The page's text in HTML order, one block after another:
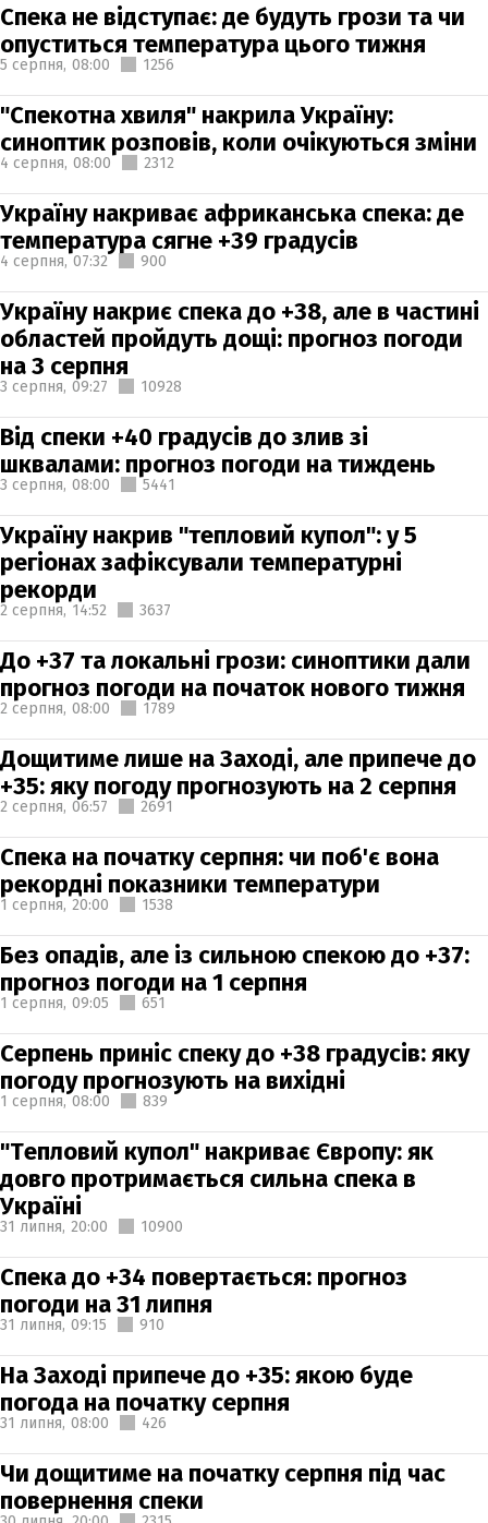
Спека не відступає: де будуть грози та чи
опуститься температура цього тижня
5 серпня, 08:00 1256
"Спекотна хвиля" накрила Україну:
синоптик розповів, коли очікуються зміни
4 серпня, 08:00 2312
Україну накриває африканська спека: де
температура сягне +39 градусів
4 серпня, 07:32 900
Україну накриє спека до +38, але в частині
областей пройдуть дощі: прогноз погоди
на 3 серпня
3 серпня, 09:27 10928
Від спеки +40 градусів до злив зі
шквалами: прогноз погоди на тиждень
3 серпня, 08:00 5441
Україну накрив "тепловий купол": у 5
регіонах зафіксували температурні
рекорди
2 серпня, 14:52 3637
До +37 та локальні грози: синоптики дали
прогноз погоди на початок нового тижня
2 серпня, 08:00 1789
Дощитиме лише на Заході, але припече до
+35: яку погоду прогнозують на 2 серпня
2 серпня, 06:57 2691
Спека на початку серпня: чи поб'є вона
рекордні показники температури
1 серпня, 20:00 1538
Без опадів, але із сильною спекою до +37:
прогноз погоди на 1 серпня
1 серпня, 09:05 651
Серпень приніс спеку до +38 градусів: яку
погоду прогнозують на вихідні
1 серпня, 08:00 839
"Тепловий купол" накриває Європу: як
довго протримається сильна спека в
Україні
31 липня, 20:00 10900
Спека до +34 повертається: прогноз
погоди на 31 липня
31 липня, 09:15 910
На Заході припече до +35: якою буде
погода на початку серпня
31 липня, 08:00 426
Чи дощитиме на початку серпня під час
повернення спеки